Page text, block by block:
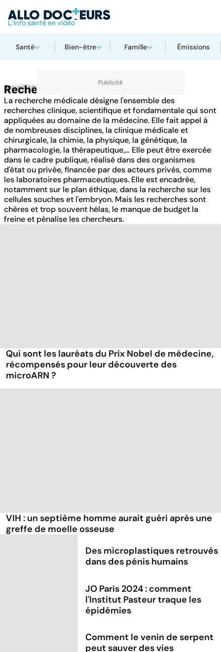
Santé Bien-être Famille Émissions
AccueilThématiques
Recherche
La recherche médicale désigne l'ensemble des
recherches clinique, scientifique et fondamentale qui sont
appliquées au domaine de la médecine. Elle fait appel à
de nombreuses disciplines, la clinique médicale et
chirurgicale, la chimie, la physique, la génétique, la
pharmacologie, la thérapeutique,… Elle peut être exercée
dans le cadre publique, réalisé dans des organismes
d'état ou privée, financée par des acteurs privés, comme
les laboratoires pharmaceutiques. Elle est encadrée,
notamment sur le plan éthique, dans la recherche sur les
cellules souches et l'embryon. Mais les recherches sont
chères et trop souvent hélas, le manque de budget la
freine et pénalise les chercheurs.
Qui sont les lauréats du Prix Nobel de médecine,
récompensés pour leur découverte des
microARN ?
VIH : un septième homme aurait guéri après une
greffe de moelle osseuse
Des microplastiques retrouvés
dans des pénis humains
JO Paris 2024 : comment
l'Institut Pasteur traque les
épidémies
Comment le venin de serpent
peut sauver des vies